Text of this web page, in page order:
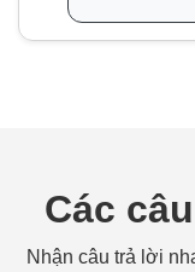
Các
Nhận câu trả lời